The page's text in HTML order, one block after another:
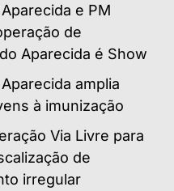
e PM
de
Aparecida é Show
amplia
à imunização
Via Livre para
de
irregular